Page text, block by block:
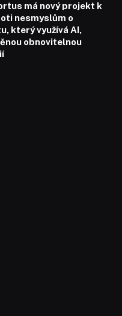
má nový projekt k
nesmyslům o
který využívá AI,
obnovitelnou